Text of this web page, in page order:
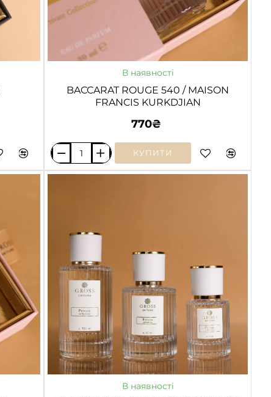
В наявності
BACCARAT ROUGE 540 / MAISON
FRANCIS KURKDJIAN
770₴
BACCARAT
ROUGE
KURKDJIAN
КУПИТИ
В наявності